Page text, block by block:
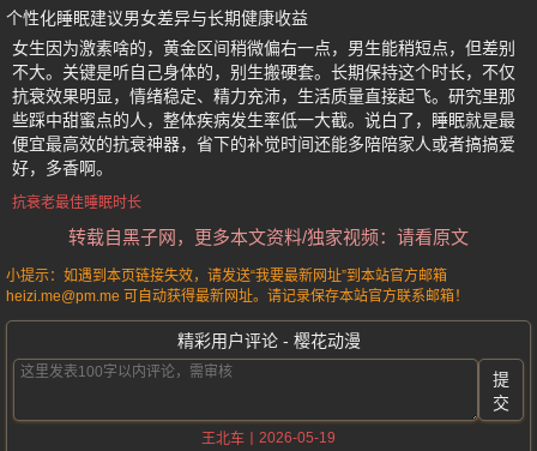
个性化睡眠建议男女差异与长期健康收益
女生因为激素啥的，黄金区间稍微偏右一点，男生能稍短点，但差别
不大。关键是听自己身体的，别生搬硬套。长期保持这个时长，不仅
抗衰效果明显，情绪稳定、精力充沛，生活质量直接起飞。研究里那
些踩中甜蜜点的人，整体疾病发生率低一大截。说白了，睡眠就是最
便宜最高效的抗衰神器，省下的补觉时间还能多陪陪家人或者搞搞爱
好，多香啊。
抗衰老最佳睡眠时长
转载自黑子网，更多本文资料/独家视频：请看原文
小提示：如遇到本页链接失效，请发送“我要最新网址”到本站官方邮箱
heizi.me@pm.me 可自动获得最新网址。请记录保存本站官方联系邮箱！
精彩用户评论 - 樱花动漫
提
交
王北车
2026-05-19